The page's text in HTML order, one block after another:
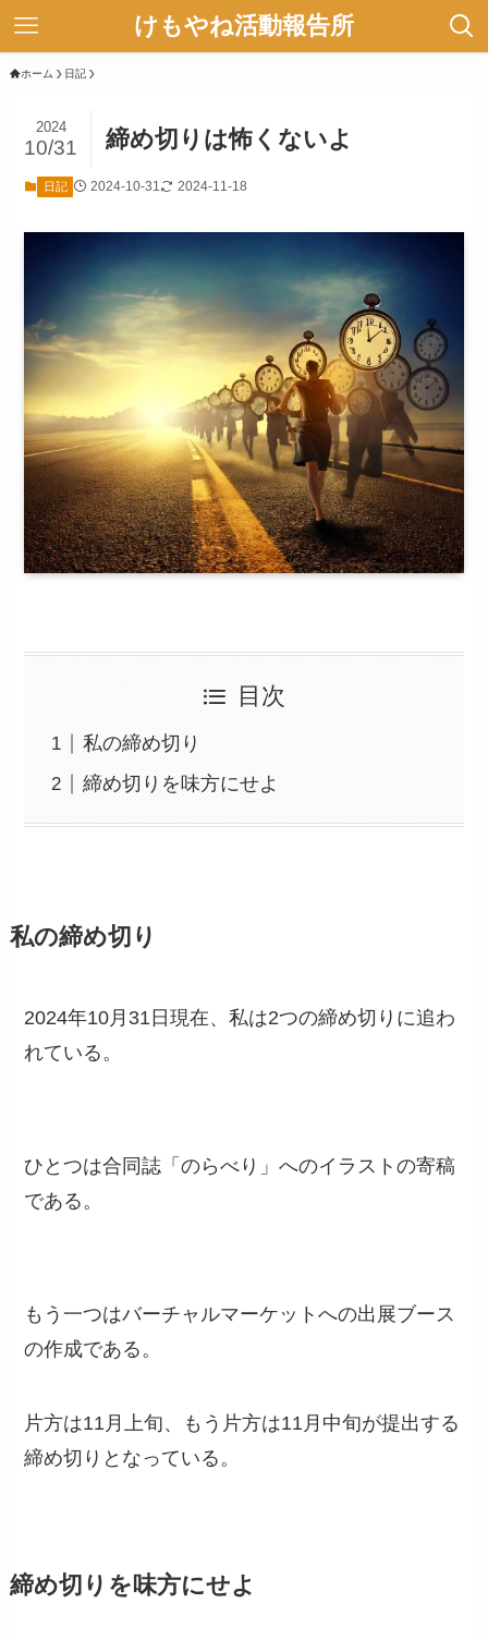
けもやね活動報告所
ホーム 日記
締め切りは怖くないよ
2024
10/31
日記 2024-10-31 2024-11-18
目次
私の締め切り
締め切りを味方にせよ
私の締め切り
2024年10月31日現在、私は2つの締め切りに追わ
れている。
ひとつは合同誌「のらべり」へのイラストの寄稿
である。
もう一つはバーチャルマーケットへの出展ブース
の作成である。
片方は11月上旬、もう片方は11月中旬が提出する
締め切りとなっている。
締め切りを味方にせよ